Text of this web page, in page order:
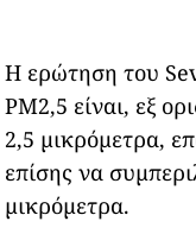
Η ερώτηση του
PM2,5 είναι, εξ
2,5 μικρόμετρα,
επίσης να
μικρόμετρα.